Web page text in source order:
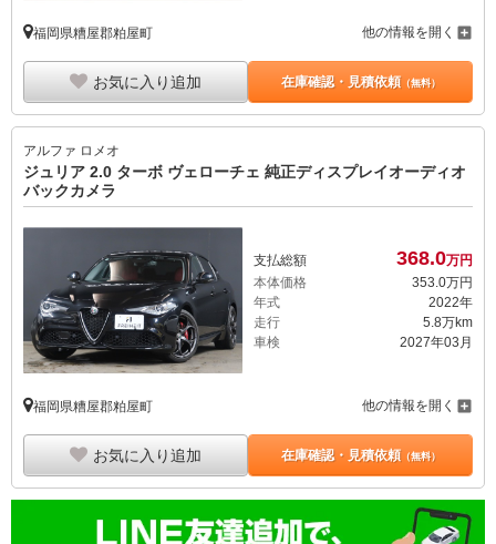
福岡県糟屋郡粕屋町 他の情報を開く
お気に入り追加 在庫確認・見積依頼（無料）
アルファ ロメオ
ジュリア 2.0 ターボ ヴェローチェ 純正ディスプレイオーディオ
バックカメラ
支払総額 368.0万円
本体価格
353.0万円
年式
2022年
走行
5.8万km
車検
2027年03月
福岡県糟屋郡粕屋町 他の情報を開く
お気に入り追加 在庫確認・見積依頼（無料）